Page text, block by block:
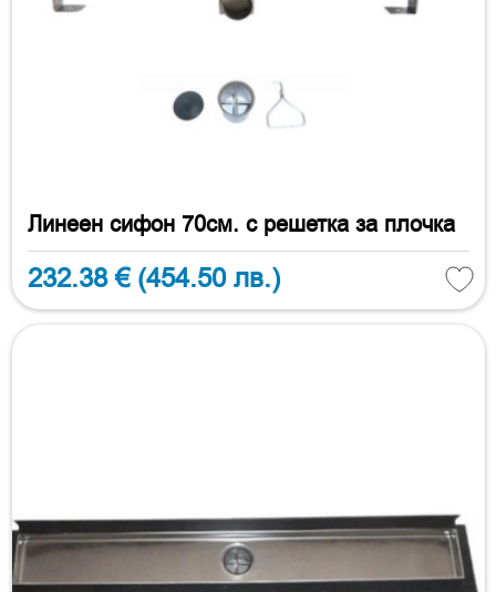
Линеен сифон 70см. с решетка за плочка
232.38 € (454.50 лв.)